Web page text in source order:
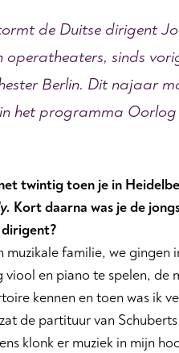
de Duitse dirigent
sinds
Berlin. Dit najaar
het programma Oorlog
twintig toen je in
Kort daarna was je de
muzikale familie, we
viool en piano te spelen, de
kennen en toen was ik
de partituur van
klonk er muziek in mijn